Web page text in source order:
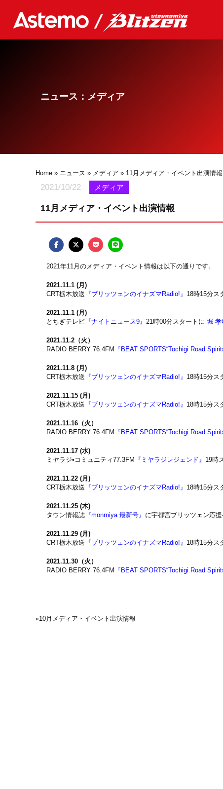
ニュース：メディア
Home » ニュース » メディア » 11月メディア・イベント出演情報
2021/10/22 メディア
11月メディア・イベント出演情報
2021年11月のメディア・イベント情報は以下の通りです。
2021.11.1 (月)
CRT栃木放送 『ブリッツェンのイナズマRadio!』 18時15分ス
2021.11.1 (月)
とちぎテレビ 『ナイトニュース9』21時00分スタートに 堀 孝
2021.11.2（火）
RADIO BERRY 76.4FM
『BEAT SPORTS“Tochigi Road
2021.11.8 (月)
CRT栃木放送 『ブリッツェンのイナズマRadio!』 18時15分ス
2021.11.15 (月)
CRT栃木放送 『ブリッツェンのイナズマRadio!』 18時15分ス
2021.11.16（火）
RADIO BERRY 76.4FM
『BEAT SPORTS“Tochigi Road
2021.11.17 (水)
ミヤラジ•コミュニティ77.3FM
『ミヤラジレジェンド』 19時
2021.11.22 (月)
CRT栃木放送 『ブリッツェンのイナズマRadio!』 18時15分ス
2021.11.25 (木)
タウン情報誌 『monmiya 最新号』 に宇都宮ブリッツェン応
2021.11.29 (月)
CRT栃木放送 『ブリッツェンのイナズマRadio!』 18時15分ス
2021.11.30（火）
RADIO BERRY 76.4FM
『BEAT SPORTS“Tochigi Road
«10月メディア・イベント出演情報